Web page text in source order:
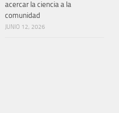
acercar la ciencia a la
comunidad
JUNIO 12, 2026